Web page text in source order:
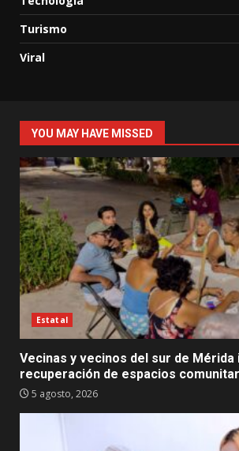
Turismo
Viral
YOU MAY HAVE MISSED
Estatal
Vecinas y vecinos del sur de Mérida
recuperación de espacios
5 agosto, 2026